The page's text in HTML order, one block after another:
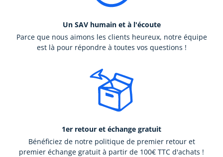
Un SAV humain et à l'écoute
Parce que nous aimons les clients heureux, notre équipe
est là pour répondre à toutes vos questions !
1er retour et échange gratuit
Bénéficiez de notre politique de premier retour et
premier échange gratuit à partir de 100€ TTC d'achats !